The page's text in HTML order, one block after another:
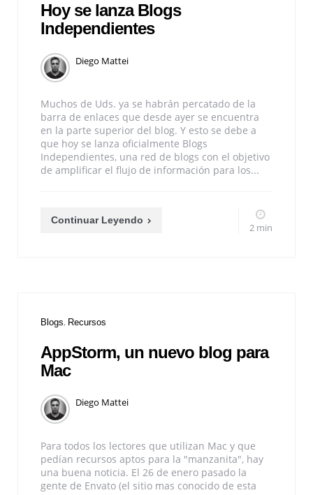
Hoy se lanza Blogs
Independientes
Diego Mattei
Muchos de Uds. ya se habrán percatado de la
barra de enlaces que desde ayer se encuentra
en la parte superior del blog. Y esto se debe a
que hoy se lanza oficialmente Blogs
Independientes, una red de blogs con el objetivo
de amplificar el flujo de información para los...
Continuar Leyendo
2 min
Blogs Recursos
AppStorm, un nuevo blog para
Mac
Diego Mattei
Para todos los lectores que utilizan Mac y que
pedían recursos aptos para la "manzanita", hay
una buena noticia. El 26 de enero pasado la
gente de Envato (el sitio mas conocido de esta